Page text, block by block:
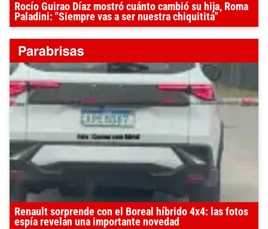
Rocío Guirao Díaz mostró cuánto cambió su hija, Roma
Paladini: "Siempre vas a ser nuestra chiquitita"
Renault sorprende con el Boreal híbrido 4x4: las fotos
espía revelan una importante novedad